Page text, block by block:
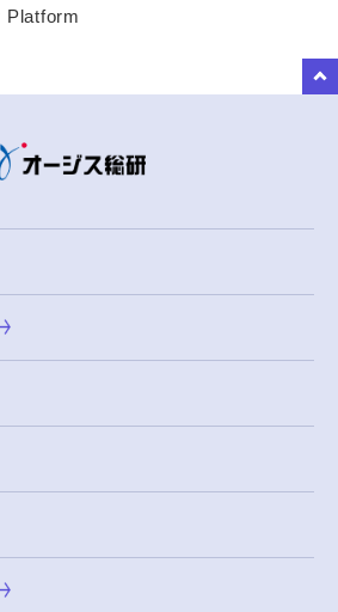
Platform